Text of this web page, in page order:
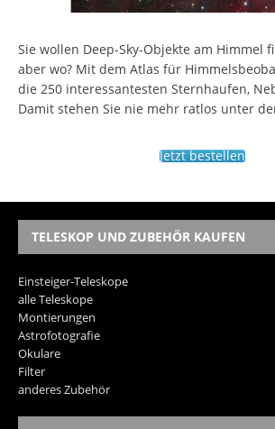
Sie wollen Deep-Sky-Objekte am Himmel
aber wo? Mit dem Atlas für
die 250 interessantesten Sternhaufen,
Damit stehen Sie nie mehr ratlos unter
Jetzt bestellen
TELESKOP UND ZUBEHÖR KAUFEN
Einsteiger-Teleskope
alle Teleskope
Montierungen
Astrofotografie
Okulare
Filter
anderes Zubehör